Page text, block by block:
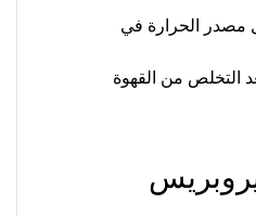
مصدر الحرارة في
التخلص من القهوة